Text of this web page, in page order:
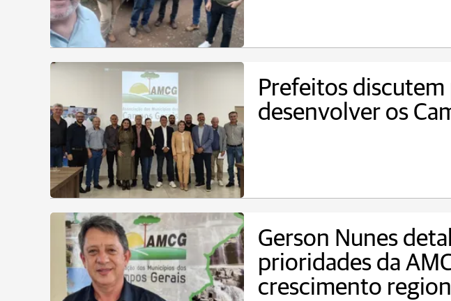
Prefeitos discutem
desenvolver os
Gerson Nunes
prioridades da
crescimento